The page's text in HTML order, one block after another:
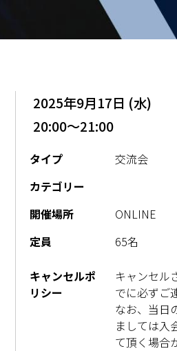
2025年9月17日 (水)
20:00～21:00
タイプ
交流会
カテゴリー
開催場所
ONLINE
定員
65名
キャンセルポ
リシー
キャンセル
でに必ずご
なお、当日
ましては入
て頂く場合